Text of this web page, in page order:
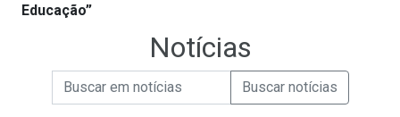
Educação”
Notícias
Campo de Busca de Notícias
Campo de Busca de informaçõesEnviar a Busca de Notícias